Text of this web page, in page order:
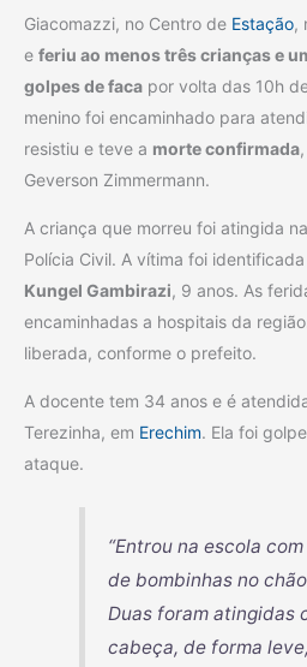
Giacomazzi, no Centro de Estação,
e feriu ao menos três crianças e
golpes de faca por volta das 10h
menino foi encaminhado para
resistiu e teve a morte confirmada
Geverson Zimmermann.
A criança que morreu foi atingida
Polícia Civil. A vítima foi
Kungel Gambirazi, 9 anos. As
encaminhadas a hospitais da
liberada, conforme o prefeito.
A docente tem 34 anos e é
Terezinha, em Erechim. Ela foi
ataque.
“Entrou na escola
de bombinhas no
Duas foram atingidas
cabeça, de forma